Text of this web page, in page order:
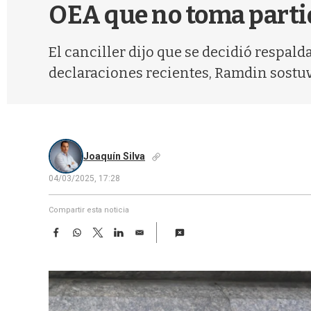
OEA que no toma
El canciller dijo que se decidió
declaraciones recientes, Ramdin
Joaquín Silva
04/03/2025, 17:28
Compartir esta noticia
F
e
b
o
W
t
s
A
T
w
t
t
e
L
k
e
d
E
i
l